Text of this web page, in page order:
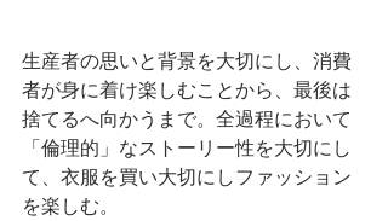
生産者の思いと背景を大切にし、消費
者が身に着け楽しむことから、最後は
捨てるへ向かうまで。全過程において
「倫理的」なストーリー性を大切にし
て、衣服を買い大切にしファッション
を楽しむ。